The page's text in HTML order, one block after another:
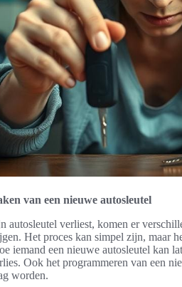
van een nieuwe autosleutel
autosleutel verliest, komen er
Het proces kan simpel zijn, maar
iemand een nieuwe autosleutel kan
Ook het programmeren van een
worden.